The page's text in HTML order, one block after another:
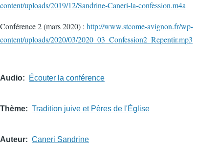
content/uploads/2019/12/Sandrine-Caneri-la-confession.m4a
Conférence 2 (mars 2020) : http://www.stcome-avignon.fr/wp-
content/uploads/2020/03/2020_03_Confession2_Repentir.mp3
Audio Écouter la conférence
Thème Tradition juive et Pères de l'Église
Auteur Caneri Sandrine